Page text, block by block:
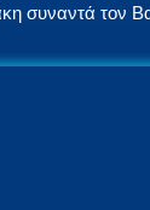
συναντά τον